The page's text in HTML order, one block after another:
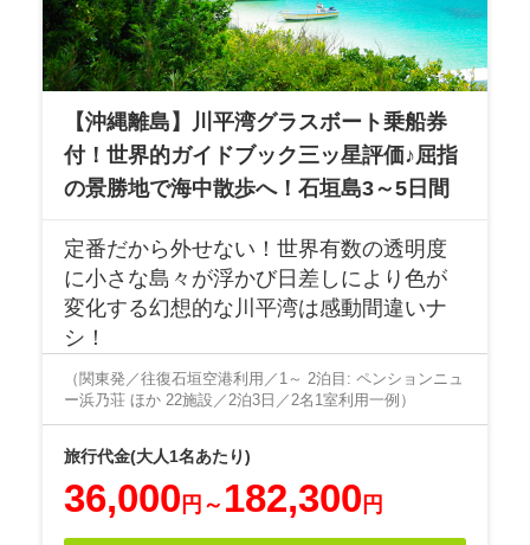
【沖縄離島】川平湾グラスボート乗船券
付！世界的ガイドブック三ッ星評価♪屈指
の景勝地で海中散歩へ！石垣島3～5日間
36,000 円 ～ 182,300 円
定番だから外せない！世界有数の透明度
に小さな島々が浮かび日差しにより色が
変化する幻想的な川平湾は感動間違いナ
シ！
（関東発／往復石垣空港利用／1～ 2泊目: ペンションニュ
ー浜乃荘 ほか 22施設／2泊3日／2名1室利用一例）